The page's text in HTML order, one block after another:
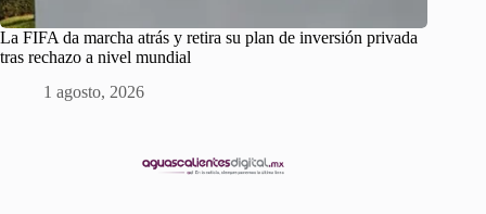
La FIFA da marcha atrás y retira su plan de inversión privada
tras rechazo a nivel mundial
1 agosto, 2026